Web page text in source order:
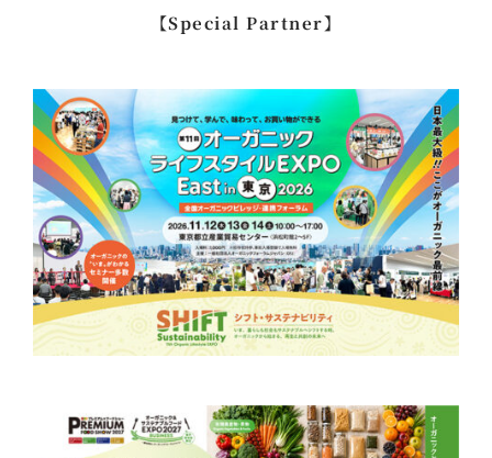
【Special Partner】